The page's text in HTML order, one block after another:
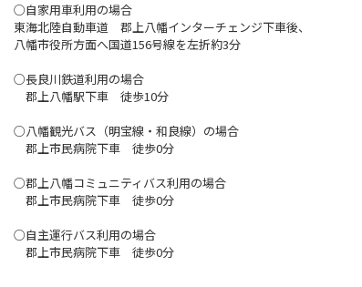
○自家用車利用の場合
東海北陸自動車道 郡上八幡インターチェンジ下車後、
八幡市役所方面へ国道156号線を左折約3分
○長良川鉄道利用の場合
郡上八幡駅下車 徒歩10分
○八幡観光バス（明宝線・和良線）の場合
郡上市民病院下車 徒歩0分
○郡上八幡コミュニティバス利用の場合
郡上市民病院下車 徒歩0分
○自主運行バス利用の場合
郡上市民病院下車 徒歩0分